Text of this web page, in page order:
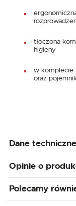
tłoczona
higieny
w komplecie
oraz
Dane techniczne
Opinie o
Polecamy